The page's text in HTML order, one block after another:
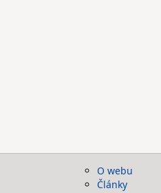
O webu
Články